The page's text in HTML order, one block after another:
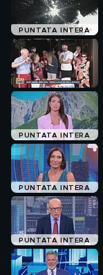
PUNTATA INTERA
PUNTATA INTERA
PUNTATA INTERA
PUNTATA INTERA